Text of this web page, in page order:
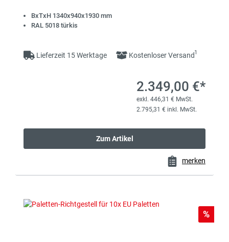
BxTxH 1340x940x1930 mm
RAL 5018 türkis
Lieferzeit 15 Werktage Kostenloser Versand1
2.349,00 €*
exkl. 446,31 € MwSt.
2.795,31 € inkl. MwSt.
Zum Artikel
merken
Rabatt
%